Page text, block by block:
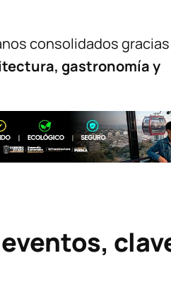
consolidados gracias
gastronomía y